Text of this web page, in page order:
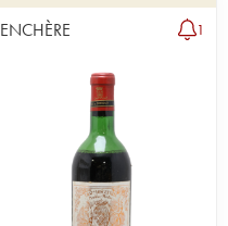
ENCHÈRE 1